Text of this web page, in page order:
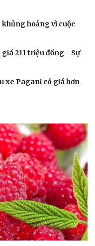
hoảng vì cuộc
211 triệu đồng - Sự
xe Pagani có giá hơn